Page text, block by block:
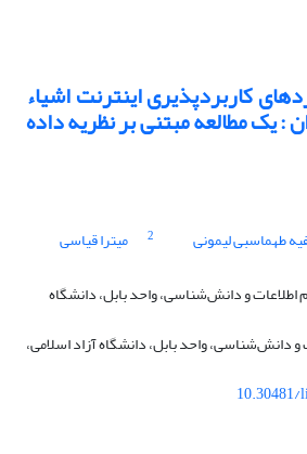
کاربردپذیری اینترنت اشیاء
: یک مطالعه مبتنی بر نظریه داده
طهماسبی لیمونی 2 میترا قیاسی
و دانش‌شناسی، واحد بابل، دانشگاه
و دانش‌شناسی، واحد بابل، دانشگاه آزاد اسلامی،
10.30481/